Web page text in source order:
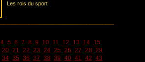
Les rois du sport
4 5 6 7 8 9 10 11 12 13 14 15
20 21 22 23 24 25 26 27 28 29
34 35 36 37 38 39 40 41 42 43